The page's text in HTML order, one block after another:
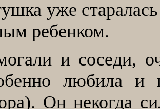
уже
ребенком.
и соседи,
любила и
Он некогда